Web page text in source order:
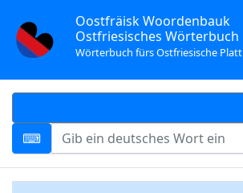
Oostfräisk Woordenbauk
Ostfriesisches Wörterbuch
Wörterbuch fürs Ostfriesische Platt